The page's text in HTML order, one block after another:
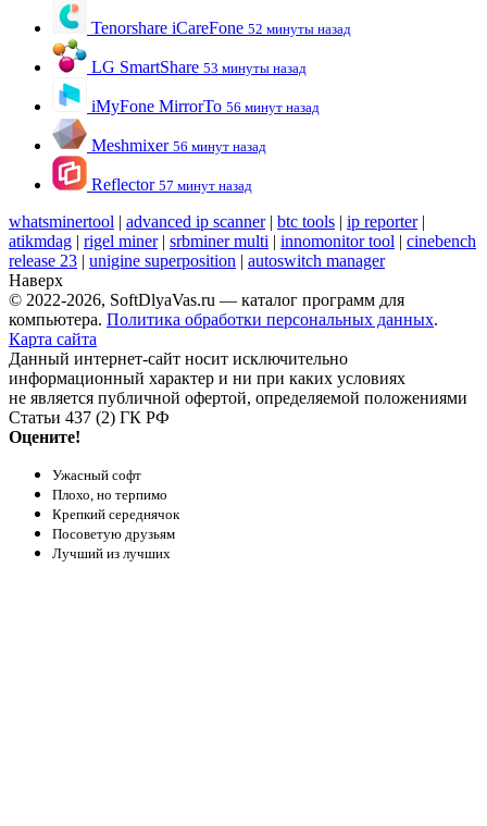
Tenorshare iCareFone 52 минуты назад
LG SmartShare 53 минуты назад
iMyFone MirrorTo 56 минут назад
Meshmixer 56 минут назад
Reflector 57 минут назад
whatsminertool | advanced ip scanner| btc tools | ip reporter|
atikmdag | rigel miner| srbminer multi | innomonitor tool | cinebench
release 23 | unigine superposition | autoswitch manager
Наверх
© 2022-2026, SoftDlyaVas.ru — каталог программ для
компьютера. Политика обработки персональных данных.
Карта сайта
Данный интернет-сайт носит исключительно
информационный характер и ни при каких условиях
не является публичной офертой, определяемой положениями
Статьи 437 (2) ГК РФ
Оцените!
Ужасный софт
Плохо, но терпимо
Крепкий середнячок
Посоветую друзьям
Лучший из лучших